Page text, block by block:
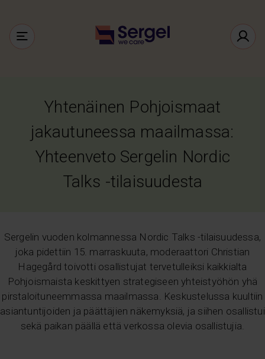
Yhtenäinen Pohjoismaat
jakautuneessa maailmassa:
Yhteenveto Sergelin Nordic
Talks -tilaisuudesta
Sergelin vuoden kolmannessa Nordic Talks -tilaisuudessa,
joka pidettiin 15. marraskuuta, moderaattori Christian
Hagegård toivotti osallistujat tervetulleiksi kaikkialta
Pohjoismaista keskittyen strategiseen yhteistyöhön yhä
pirstaloituneemmassa maailmassa. Keskustelussa kuultiin
asiantuntijoiden ja päättäjien näkemyksiä, ja siihen osallistui
sekä paikan päällä että verkossa olevia osallistujia.